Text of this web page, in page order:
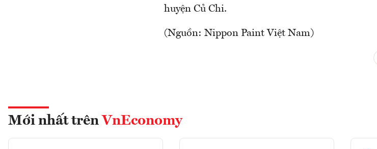
huyện Củ Chi.
(Nguồn: Nippon Paint Việt Nam)
Mới nhất trên VnEconomy